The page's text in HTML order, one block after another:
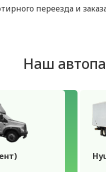
переезда и
Наш